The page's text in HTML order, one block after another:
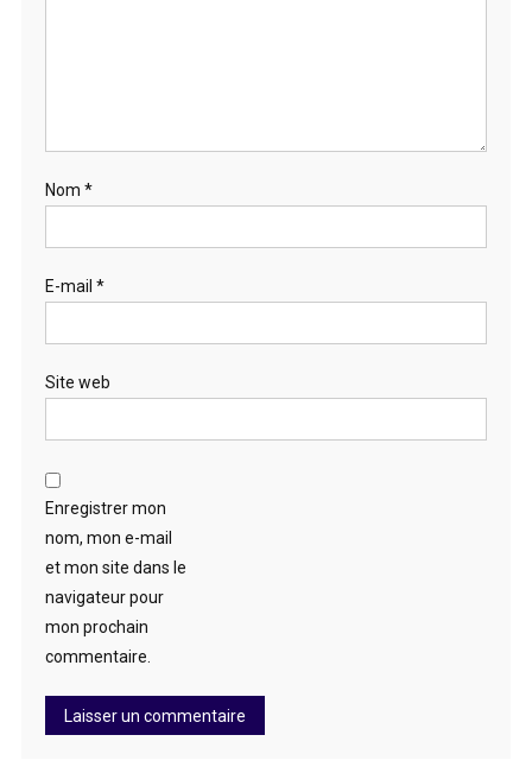
Nom *
E-mail *
Site web
Enregistrer mon
nom, mon e-mail
et mon site dans le
navigateur pour
mon prochain
commentaire.